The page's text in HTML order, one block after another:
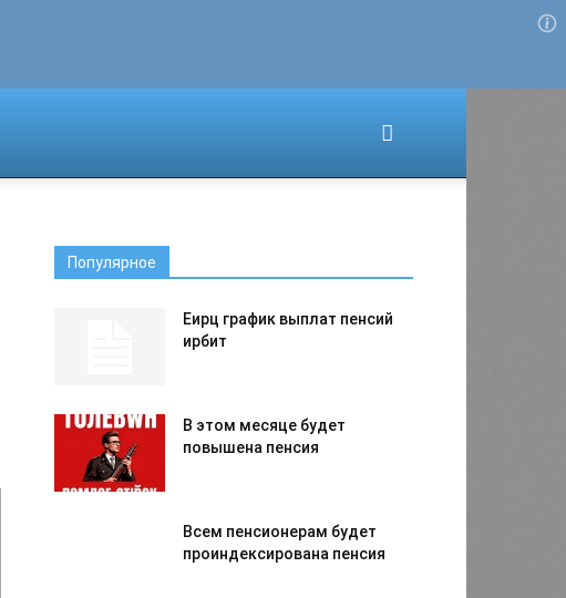
Популярное
Еирц график выплат пенсий
ирбит
В этом месяце будет
повышена пенсия
Всем пенсионерам будет
проиндексирована пенсия